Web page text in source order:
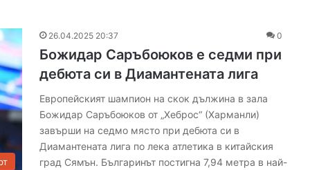
26.04.2025 20:37 0
Божидар Саръбоюков е седми при
дебюта си в Диамантената лига
Европейският шампион на скок дължина в зала
Божидар Саръбоюков от „Хеброс“ (Харманли)
завърши на седмо място при дебюта си в
Диамантената лига по лека атлетика в китайския
град Сямън. Българинът постигна 7,94 метра в най-